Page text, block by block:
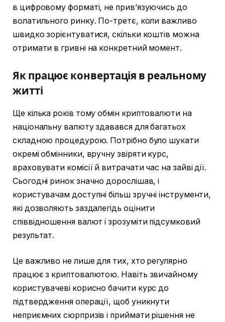
в цифровому форматі, не прив’язуючись до
волатильного ринку. По-третє, коли важливо
швидко зорієнтуватися, скільки коштів можна
отримати в гривні на конкретний момент.
Як працює конвертація в реальному
житті
Ще кілька років тому обмін криптовалюти на
національну валюту здавався для багатьох
складною процедурою. Потрібно було шукати
окремі обмінники, вручну звіряти курс,
враховувати комісії й витрачати час на зайві дії.
Сьогодні ринок значно дорослішав, і
користувачам доступні більш зручні інструменти,
які дозволяють заздалегідь оцінити
співвідношення валют і зрозуміти підсумковий
результат.
Це важливо не лише для тих, хто регулярно
працює з криптовалютою. Навіть звичайному
користувачеві корисно бачити курс до
підтвердження операції, щоб уникнути
неприємних сюрпризів і приймати рішення не